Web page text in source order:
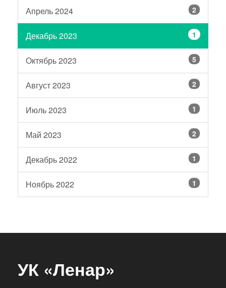
Апрель 2024 2
Декабрь 2023 1
Октябрь 2023 5
Август 2023 2
Июль 2023 1
Май 2023 2
Декабрь 2022 1
Ноябрь 2022 1
УК «Ленар»